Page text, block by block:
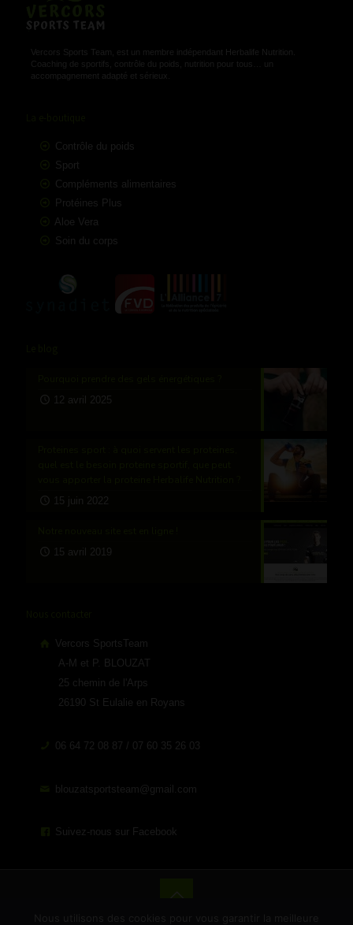
Vercors Sports Team, est un membre indépendant Herbalife Nutrition.
Coaching de sportifs, contrôle du poids, nutrition pour tous… un
accompagnement adapté et sérieux.
Contrôle du poids
Sport
Compléments alimentaires
Protéines Plus
Aloe Vera
Soin du corps
12 avril 2025
15 juin 2022
15 avril 2019
Vercors SportsTeam
A-M et P. BLOUZAT
25 chemin de l'Arps
26190 St Eulalie en Royans
06 64 72 08 87 / 07 60 35 26 03
blouzatsportsteam@gmail.com
Suivez-nous sur Facebook